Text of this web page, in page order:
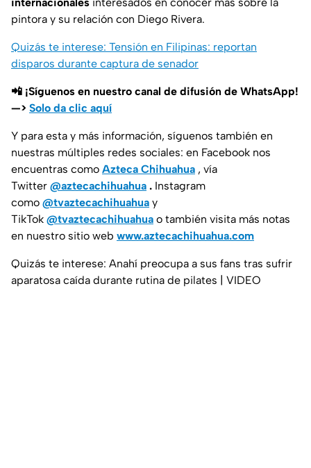
pintora y su relación con Diego Rivera.
Quizás te interese: Tensión en Filipinas: reportan
disparos durante captura de senador
📲 ¡Síguenos en nuestro canal de difusión de WhatsApp!
—> Solo da clic aquí
Y para esta y más información, síguenos también en
nuestras múltiples redes sociales: en Facebook nos
encuentras como Azteca Chihuahua , vía
Twitter @aztecachihuahua . Instagram
como @tvaztecachihuahua y
TikTok @tvaztecachihuahua o también visita más notas
en nuestro sitio web www.aztecachihuahua.com
Quizás te interese: Anahí preocupa a sus fans tras sufrir
aparatosa caída durante rutina de pilates | VIDEO